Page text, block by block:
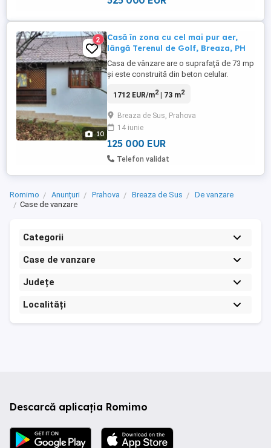
10
2
Casă în zona cu cel mai pur aer,
lângă Terenul de Golf, Breaza, PH
Casa de vânzare are o suprafață de 73 mp
și este construită din beton celular.
de utilizare. Încălzirea se face pe gaz,
reteaua de apa (este conectata la retea,
insa are si back-up de alimentare prin
hidrofor), are tâmplărie din ...
1712 EUR/m2| 73 m2
Breaza de Sus, Prahova
14 iunie
125 000 EUR
Telefon validat
Romimo Anunțuri Prahova Breaza de Sus
De vanzare
Case de vanzare
Categorii
Case de vanzare
Județe
Localități
Descarcă aplicația Romimo